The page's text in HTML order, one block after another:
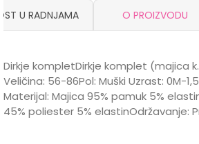
U RADNJAMA O PROIZVODU
Dirkje kompletDirkje komplet (majica
Veličina: 56-86Pol: Muški Uzrast: 0M-
Materijal: Majica 95% pamuk 5%
45% poliester 5% elastinOdržavanje: